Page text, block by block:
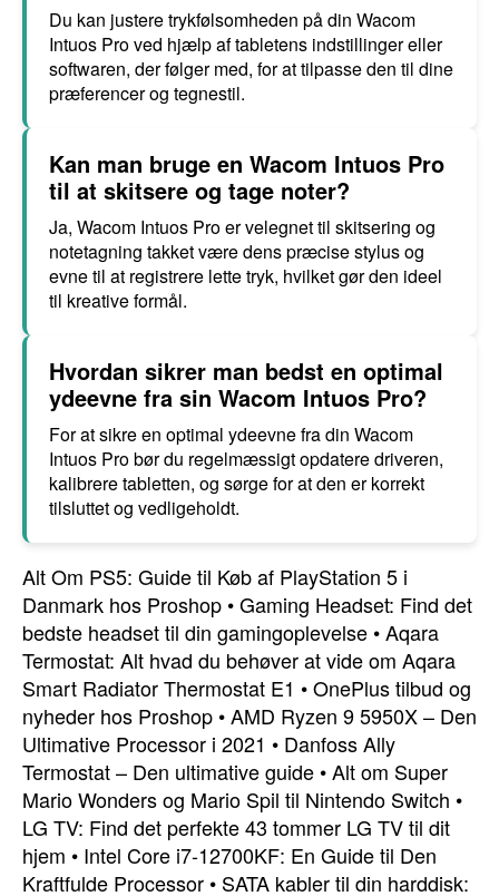
Du kan justere trykfølsomheden på din Wacom
Intuos Pro ved hjælp af tabletens indstillinger eller
softwaren, der følger med, for at tilpasse den til dine
præferencer og tegnestil.
Kan man bruge en Wacom Intuos Pro
til at skitsere og tage noter?
Ja, Wacom Intuos Pro er velegnet til skitsering og
notetagning takket være dens præcise stylus og
evne til at registrere lette tryk, hvilket gør den ideel
til kreative formål.
Hvordan sikrer man bedst en optimal
ydeevne fra sin Wacom Intuos Pro?
For at sikre en optimal ydeevne fra din Wacom
Intuos Pro bør du regelmæssigt opdatere driveren,
kalibrere tabletten, og sørge for at den er korrekt
tilsluttet og vedligeholdt.
Alt Om PS5: Guide til Køb af PlayStation 5 i
Danmark hos Proshop •Gaming Headset: Find det
bedste headset til din gamingoplevelse •Aqara
Termostat: Alt hvad du behøver at vide om Aqara
Smart Radiator Thermostat E1 •OnePlus tilbud og
nyheder hos Proshop •AMD Ryzen 9 5950X – Den
Ultimative Processor i 2021 • Danfoss Ally
Termostat – Den ultimative guide •Alt om Super
Mario Wonders og Mario Spil til Nintendo Switch •
LG TV: Find det perfekte 43 tommer LG TV til dit
hjem • Intel Core i7-12700KF: En Guide til Den
Kraftfulde Processor • SATA kabler til din harddisk: